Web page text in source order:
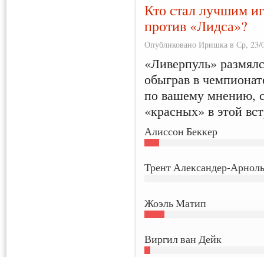
Кто стал лучшим
против «Лидса»?
Опубликовано Иришка в Ср, 23/
«Ливерпуль»
обыграв в
по вашему мнению,
«красных» в этой
Алиссон Беккер
Трент Александер-
Жоэль Матип
Виргил ван Дейк